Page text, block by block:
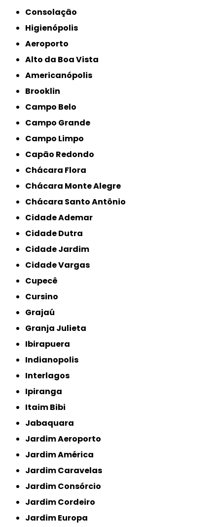
Consolação
Higienópolis
Aeroporto
Alto da Boa Vista
Americanópolis
Brooklin
Campo Belo
Campo Grande
Campo Limpo
Capão Redondo
Chácara Flora
Chácara Monte Alegre
Chácara Santo Antônio
Cidade Ademar
Cidade Dutra
Cidade Jardim
Cidade Vargas
Cupecê
Cursino
Grajaú
Granja Julieta
Ibirapuera
Indianopolis
Interlagos
Ipiranga
Itaim Bibi
Jabaquara
Jardim Aeroporto
Jardim América
Jardim Caravelas
Jardim Consórcio
Jardim Cordeiro
Jardim Europa